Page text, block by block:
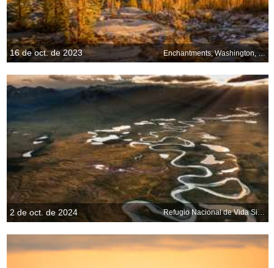
16 de oct. de 2023 Enchantments, Washington, EE.UU.
2 de oct. de 2024 Refugio Nacional de Vida Silvestre del Ártico, Alaska, EE. UU.